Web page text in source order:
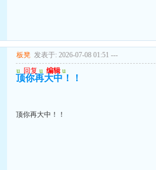
板凳 发表于: 2026-07-08 01:51 ---
u 回复 u 编辑 u
顶你再大中！！
顶你再大中！！